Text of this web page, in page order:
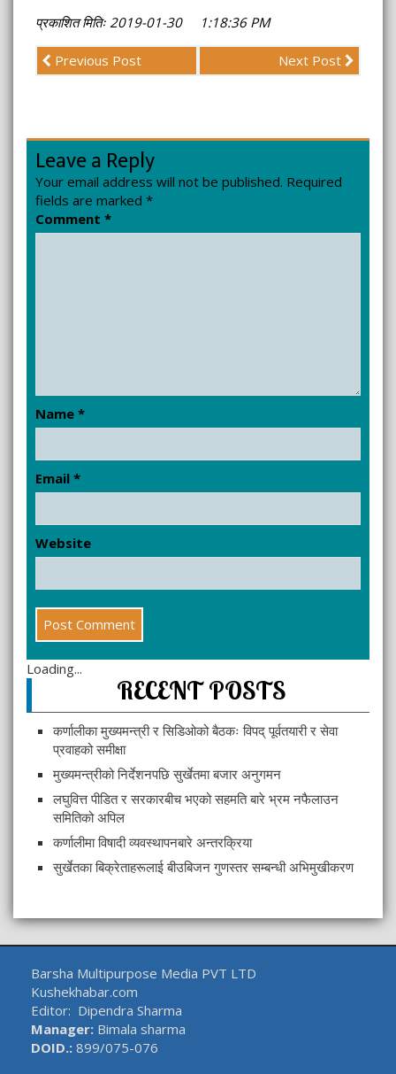
प्रकाशित मितिः 2019-01-30 1:18:36 PM
Previous Post Next Post
Leave a Reply
Your email address will not be published. Required
fields are marked *
Comment *
Name *
Email *
Website
Loading...
RECENT POSTS
कर्णालीका मुख्यमन्त्री र सिडिओको बैठकः विपद् पूर्वतयारी र सेवा
प्रवाहको समीक्षा
मुख्यमन्त्रीको निर्देशनपछि सुर्खेतमा बजार अनुगमन
लघुवित्त पीडित र सरकारबीच भएको सहमति बारे भ्रम नफैलाउन
समितिको अपिल
कर्णालीमा विषादी व्यवस्थापनबारे अन्तरक्रिया
सुर्खेतका बिक्रेताहरूलाई बीउबिजन गुणस्तर सम्बन्धी अभिमुखीकरण
Barsha Multipurpose Media PVT LTD
Kushekhabar.com
Editor: Dipendra Sharma
Manager: Bimala sharma
DOID.: 899/075-076